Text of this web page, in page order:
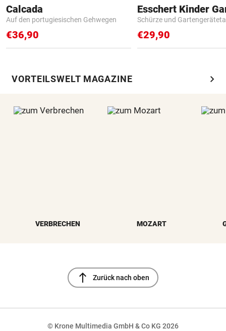
Calcada
Auf den portugiesischen Gehwegen
€36,90
Schürze und
€29,90
VORTEILSWELT MAGAZINE chevron_right
VERBRECHEN MOZART
north Zurück nach oben
© Krone Multimedia GmbH & Co KG 2026